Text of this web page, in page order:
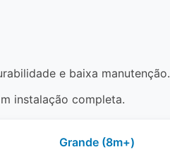
e baixa manutenção.
instalação completa.
Grande (8m+)